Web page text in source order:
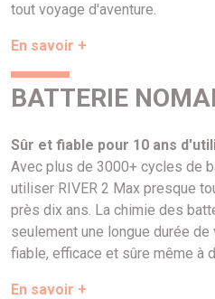
tout voyage d'aventure.
En savoir +
BATTERIE
Sûr et fiable pour 10 ans
Avec plus de 3000+ cycles de
utiliser RIVER 2 Max presque
près dix ans. La chimie des
seulement une longue durée
fiable, efficace et sûre même à
En savoir +